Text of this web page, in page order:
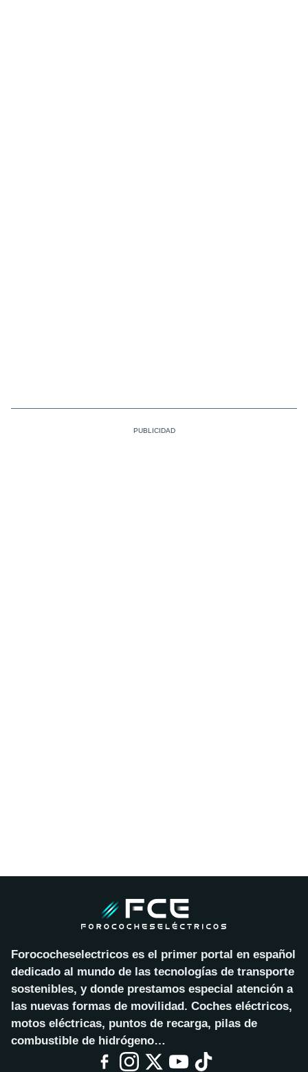
Forococheselectricos es el primer portal en español
dedicado al mundo de las tecnologías de transporte
sostenibles, y donde prestamos especial atención a
las nuevas formas de movilidad. Coches eléctricos,
motos eléctricas, puntos de recarga, pilas de
combustible de hidrógeno…